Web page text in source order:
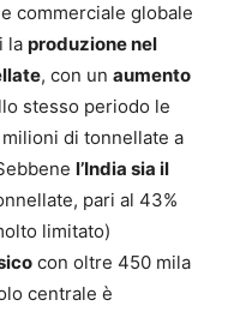
commerciale globale
la produzione nel
, con un aumento
stesso periodo le
di tonnellate a
l’India sia il
pari al 43%
limitato)
con oltre 450 mila
centrale è